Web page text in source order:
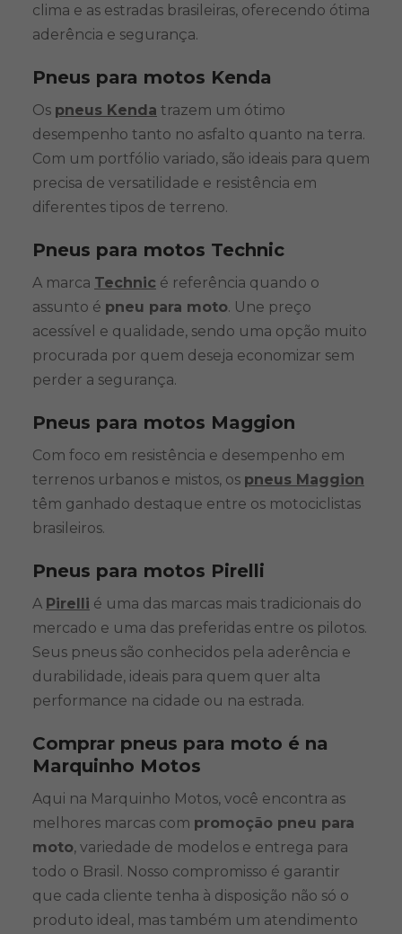
clima e as estradas brasileiras, oferecendo ótima
aderência e segurança.
Pneus para motos Kenda
Os pneus Kenda trazem um ótimo
desempenho tanto no asfalto quanto na terra.
Com um portfólio variado, são ideais para quem
precisa de versatilidade e resistência em
diferentes tipos de terreno.
Pneus para motos Technic
A marca Technic é referência quando o
assunto é pneu para moto. Une preço
acessível e qualidade, sendo uma opção muito
procurada por quem deseja economizar sem
perder a segurança.
Pneus para motos Maggion
Com foco em resistência e desempenho em
terrenos urbanos e mistos, os pneus Maggion
têm ganhado destaque entre os motociclistas
brasileiros.
Pneus para motos Pirelli
A Pirelli é uma das marcas mais tradicionais do
mercado e uma das preferidas entre os pilotos.
Seus pneus são conhecidos pela aderência e
durabilidade, ideais para quem quer alta
performance na cidade ou na estrada.
Comprar pneus para moto é na
Marquinho Motos
Aqui na Marquinho Motos, você encontra as
melhores marcas com promoção pneu para
moto, variedade de modelos e entrega para
todo o Brasil. Nosso compromisso é garantir
que cada cliente tenha à disposição não só o
produto ideal, mas também um atendimento